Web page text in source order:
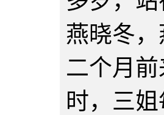
燕晓冬
二个月
时，三